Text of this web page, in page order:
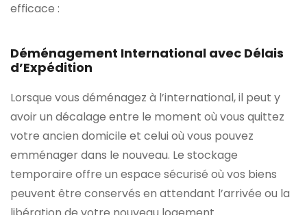
efficace :
Déménagement International avec Délais
d’Expédition
Lorsque vous déménagez à l’international, il peut y
avoir un décalage entre le moment où vous quittez
votre ancien domicile et celui où vous pouvez
emménager dans le nouveau. Le stockage
temporaire offre un espace sécurisé où vos biens
peuvent être conservés en attendant l’arrivée ou la